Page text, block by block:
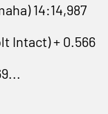
14:14,987
Intact) + 0.566